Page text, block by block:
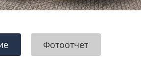
Фотоотчет